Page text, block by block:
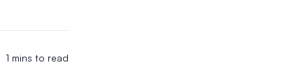
1 mins to read